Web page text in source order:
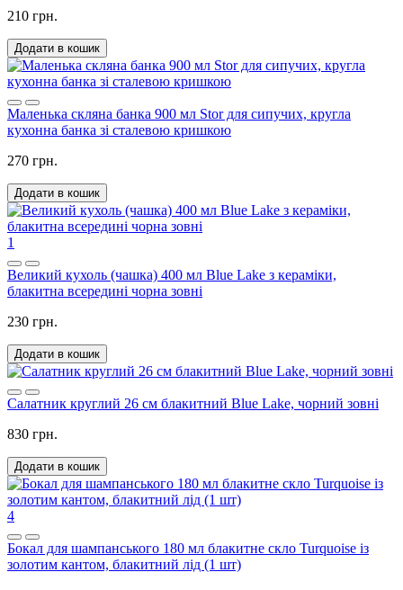
210 грн.
Додати в кошик
Маленька скляна банка 900 мл Stor для сипучих, кругла
кухонна банка зі сталевою кришкою
270 грн.
Додати в кошик
1
Великий кухоль (чашка) 400 мл Blue Lake з кераміки,
блакитна всередині чорна зовні
230 грн.
Додати в кошик
Салатник круглий 26 см блакитний Blue Lake, чорний зовні
830 грн.
Додати в кошик
4
Бокал для шампанського 180 мл блакитне скло Turquoise із
золотим кантом, блакитний лід (1 шт)